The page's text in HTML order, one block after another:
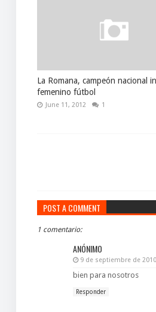
La Romana, campeón nacional
femenino fútbol
June 11, 2012 1
POST A COMMENT
1 comentario:
ANÓNIMO
9 de septiembre de
bien para nosotros
Responder